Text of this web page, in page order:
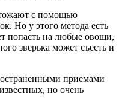
с помощью
Но у этого метода есть
попасть на любые овощи,
зверька может съесть и
приемами
но очень